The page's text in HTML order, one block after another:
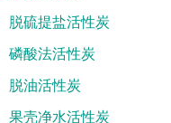
脱硫提盐活性炭
磷酸法活性炭
脱油活性炭
果壳净水活性炭